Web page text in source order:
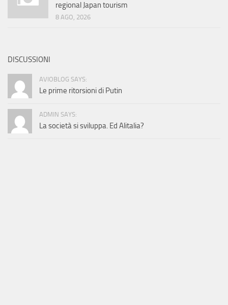
regional Japan tourism
8 AGO, 2026
DISCUSSIONI
AVIOBLOG SAYS:
Le prime ritorsioni di Putin
ADMIN SAYS:
La società si sviluppa. Ed Alitalia?